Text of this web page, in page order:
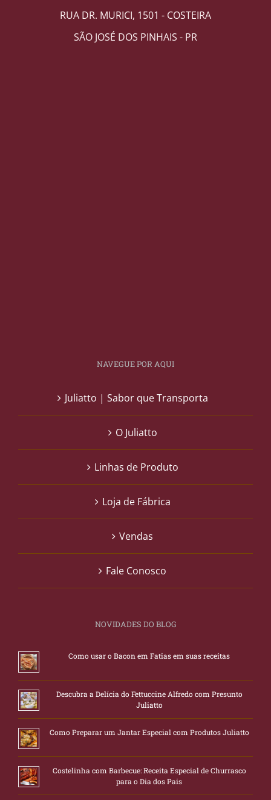
RUA DR. MURICI, 1501 - COSTEIRA
SÃO JOSÉ DOS PINHAIS - PR
NAVEGUE POR AQUI
Juliatto | Sabor que Transporta
O Juliatto
Linhas de Produto
Loja de Fábrica
Vendas
Fale Conosco
NOVIDADES DO BLOG
Como usar o Bacon em Fatias em suas receitas
Descubra a Delícia do Fettuccine Alfredo com Presunto
Juliatto
Como Preparar um Jantar Especial com Produtos Juliatto
Costelinha com Barbecue: Receita Especial de Churrasco
para o Dia dos Pais